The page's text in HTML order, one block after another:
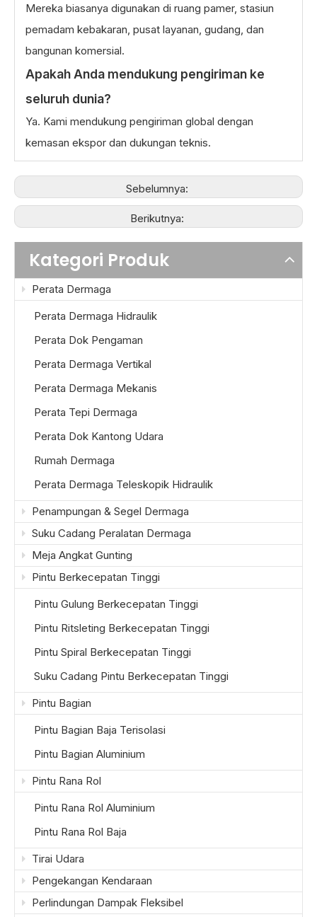
Mereka biasanya digunakan di ruang pamer, stasiun
pemadam kebakaran, pusat layanan, gudang, dan
bangunan komersial.
Apakah Anda mendukung pengiriman ke
seluruh dunia?
Ya. Kami mendukung pengiriman global dengan
kemasan ekspor dan dukungan teknis.
Sebelumnya:
Berikutnya:
Kategori Produk
Perata Dermaga
Perata Dermaga Hidraulik
Perata Dok Pengaman
Perata Dermaga Vertikal
Perata Dermaga Mekanis
Perata Tepi Dermaga
Perata Dok Kantong Udara
Rumah Dermaga
Perata Dermaga Teleskopik Hidraulik
Penampungan & Segel Dermaga
Suku Cadang Peralatan Dermaga
Meja Angkat Gunting
Pintu Berkecepatan Tinggi
Pintu Gulung Berkecepatan Tinggi
Pintu Ritsleting Berkecepatan Tinggi
Pintu Spiral Berkecepatan Tinggi
Suku Cadang Pintu Berkecepatan Tinggi
Pintu Bagian
Pintu Bagian Baja Terisolasi
Pintu Bagian Aluminium
Pintu Rana Rol
Pintu Rana Rol Aluminium
Pintu Rana Rol Baja
Tirai Udara
Pengekangan Kendaraan
Perlindungan Dampak Fleksibel